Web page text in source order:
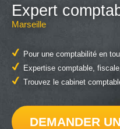
Expert
Marseille
Pour une comptabilité en
Expertise comptable,
Trouvez le cabinet
DEMANDER